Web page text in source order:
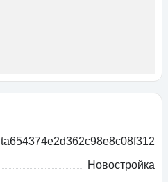
ta654374e2d362c98e8c08f312
Новостройка